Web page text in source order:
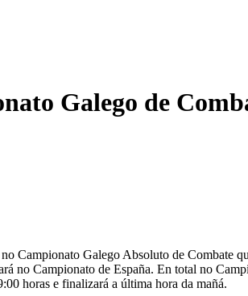
Galego de
Campionato Galego Absoluto de Combate
no Campionato de España. En total no
horas e finalizará a última hora da mañá.